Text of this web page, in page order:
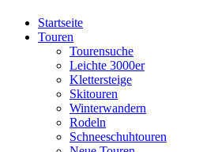
Startseite
Touren
Tourensuche
Leichte 3000er
Klettersteige
Skitouren
Winterwandern
Rodeln
Schneeschuhtouren